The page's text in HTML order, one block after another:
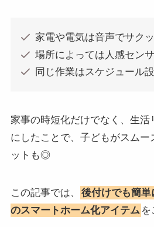
家電や電気は音声でサク
場所によっては人感セン
同じ作業はスケジュール
家事の時短化だけでなく、生活
にしたことで、子どもがスムー
ットも◎
この記事では、
後付けでも簡
のスマートホーム化アイテム を